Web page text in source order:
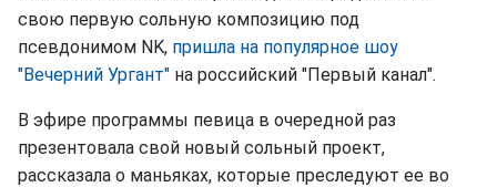
свою первую сольную композицию под
псевдонимом NK, пришла на популярное шоу
"Вечерний Ургант" на российский "Первый канал".
В эфире программы певица в очередной раз
презентовала свой новый сольный проект,
рассказала о маньяках, которые преследуют ее во